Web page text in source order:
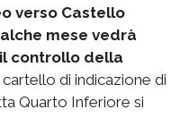
verso Castello
mese vedrà
controllo della
di indicazione di
Quarto Inferiore si